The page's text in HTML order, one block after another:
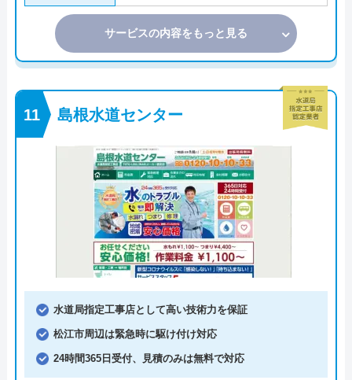
サービスの内容をもっと見る
島根水道センター
水道局指定工事店として高い技術力を保証
松江市周辺は緊急時に駆け付け対応
24時間365日受付、見積のみは無料で対応